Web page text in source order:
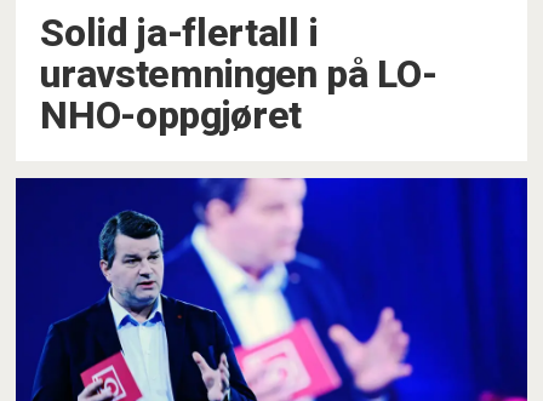
Solid ja-flertall i
uravstemningen på LO-
NHO-oppgjøret